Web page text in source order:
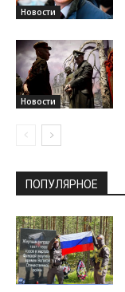
Новости
Новости
ПОПУЛЯРНОЕ